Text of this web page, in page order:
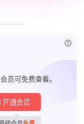
员可免费查看。
开通会员